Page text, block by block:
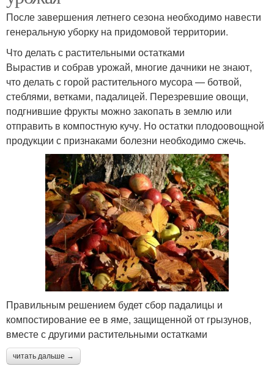
После завершения летнего сезона необходимо навести
генеральную уборку на придомовой территории.
Что делать с растительными остатками
Вырастив и собрав урожай, многие дачники не знают,
что делать с горой растительного мусора — ботвой,
стеблями, ветками, падалицей. Перезревшие овощи,
подгнившие фрукты можно закопать в землю или
отправить в компостную кучу. Но остатки плодоовощной
продукции с признаками болезни необходимо сжечь.
Правильным решением будет сбор падалицы и
компостирование ее в яме, защищенной от грызунов,
вместе с другими растительными остатками
читать дальше →